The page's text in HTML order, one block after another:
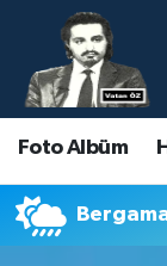
Foto Albüm
Nöbetçi
Hava
Namaz